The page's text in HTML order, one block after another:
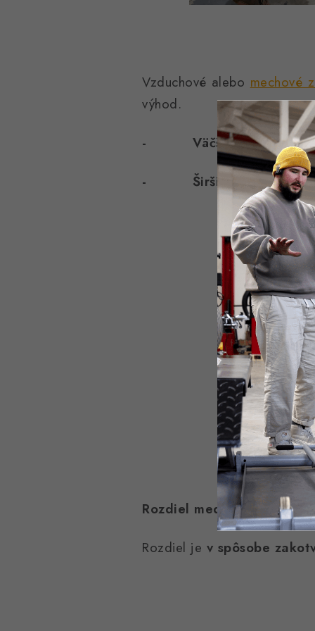
Vzduchové alebo mechové
výhod.
- Väčšia stabilita na
- Širšia plocha pre
Rozdiel medzi mechovým
Rozdiel je v spôsobe